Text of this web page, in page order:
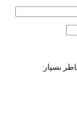
بسپار